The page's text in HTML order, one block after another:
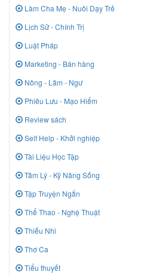
Làm Cha Mẹ - Nuôi Dạy Trẻ
Lịch Sử - Chính Trị
Luật Pháp
Marketing - Bán hàng
Nông - Lâm - Ngư
Phiêu Lưu - Mạo Hiểm
Review sách
Self Help - Khởi nghiệp
Tài Liệu Học Tập
Tâm Lý - Kỹ Năng Sống
Tập Truyện Ngắn
Thể Thao - Nghệ Thuật
Thiếu Nhi
Thơ Ca
Tiểu thuyết